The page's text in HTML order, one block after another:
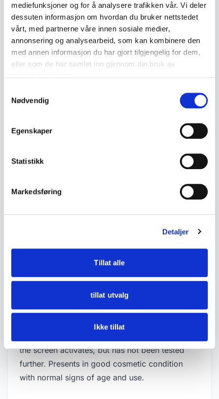
mediefunksjoner og for å analysere trafikken vår. Vi deler
dessuten informasjon om hvordan du bruker nettstedet
vårt, med partnerne våre innen sosiale medier,
annonsering og analysearbeid, som kan kombinere den
med annen informasjon du har gjort tilgjengelig for dem,
eller som de har samlet inn gjennom din bruk av
Nødvendig
Egenskaper
Statistikk
Markedsføring
Detaljer
Tillat alle
tillat utvalg
Ikke tillat
Description
Casio TV-1500 Pocket Color Television, a
or external power supply.
• Casio TV-1500
• Made in Japan
• Battery compartment appears clean with no
visible corrosion
• Powered by 4 x 1.5V batteries (not included)
- Length approx. 15 cm
- Height approx. 9 cm
- Depth approx. 3.6 cm
the screen activates, but has not been tested
further. Presents in good cosmetic condition
with normal signs of age and use.